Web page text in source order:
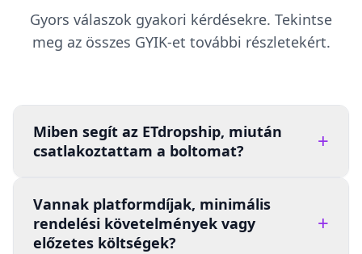
Gyors válaszok gyakori kérdésekre. Tekintse
meg az összes GYIK-et további részletekért.
Miben segít az ETdropship, miután
csatlakoztattam a boltomat?
+
Vannak platformdíjak, minimális
rendelési követelmények vagy
előzetes költségek?
+